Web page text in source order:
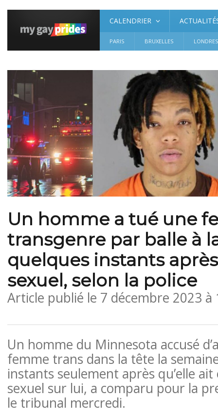
CALENDRIER
PARIS BRUXELLES LONDRES
Un homme a tué une
transgenre par balle à
quelques instants
sexuel, selon la police
Article publié le 7 décembre 2023 à
Un homme du Minnesota accusé
femme trans dans la tête la
instants seulement après qu’elle
sexuel sur lui, a comparu pour la
le tribunal mercredi.